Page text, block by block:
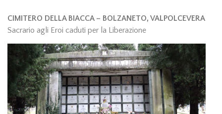
CIMITERO DELLA BIACCA – BOLZANETO, VALPOLCEVERA
Sacrario agli Eroi caduti per la Liberazione